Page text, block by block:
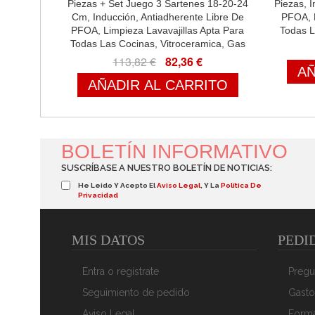
Piezas + Set Juego 3 Sartenes 18-20-24
Cm, Inducción, Antiadherente Libre De
PFOA, Limpieza Lavavajillas Apta Para
Todas Las Cocinas, Vitroceramica, Gas
113,82 € 82,36 €
AÑADIR AL CARRITO
Piezas,
PFOA,
Todas
Piezas Aluminio Fundido Antiadherente
ILAG ULTIMATE Sin PFOA PTFE, Set
Vidrio,
BOLETÍN INFORMATIVO
SUSCRÍBASE A NUESTRO BOLETÍN DE NOTICIAS:
He Leido Y Acepto ElAviso Legal , Y La Política De
Privacidad
MIS DATOS
Entra o regístrate
Seguimiento de pedido